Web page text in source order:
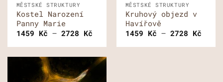
MĚSTSKÉ STRUKTURY
Kostel Narození
Panny Marie
1459 Kč – 2728 KčRozpětí
1459 Kč
2728 Kč
MĚSTSKÉ STRUKTURY
Kruhový objezd v
Havířově
1459 Kč – 2728 Kč
1459